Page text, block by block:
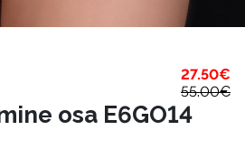
27.50€
55.00€
osa E6GO14